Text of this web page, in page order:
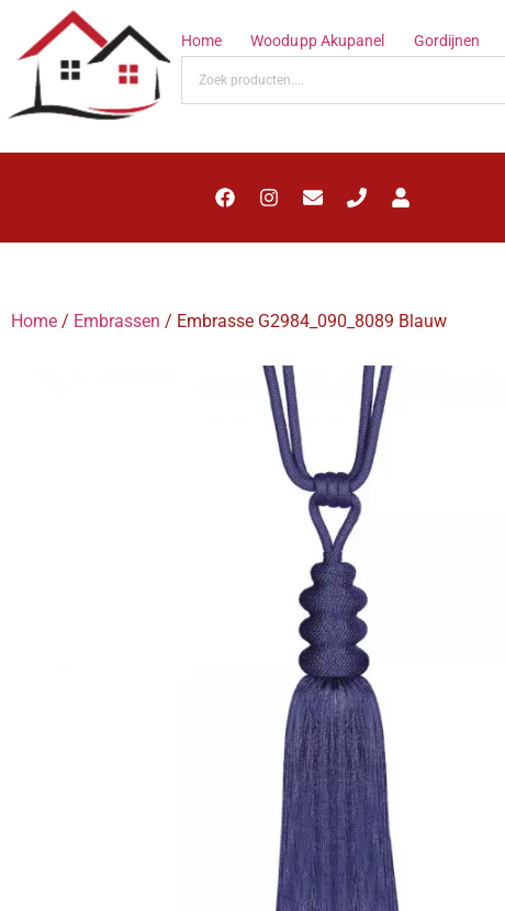
Home Woodupp Akupanel Gordijnen
Home / Embrassen / Embrasse G2984_090_8089 Blauw